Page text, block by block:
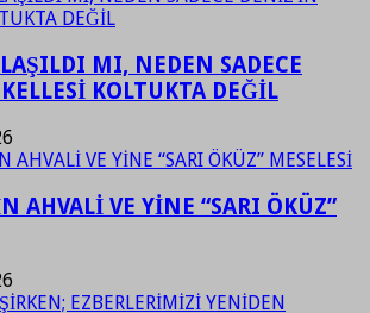
MI, NEDEN SADECE
KOLTUKTA DEĞİL
AHVALİ VE YİNE “SARI ÖKÜZ”